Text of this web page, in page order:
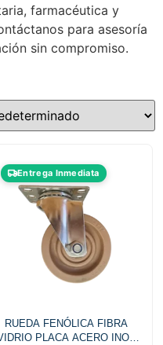
farmacéutica y
para asesoría
sin compromiso.
Entrega Inmediata
RUEDA FENÓLICA FIBRA
PLACA ACERO INOX